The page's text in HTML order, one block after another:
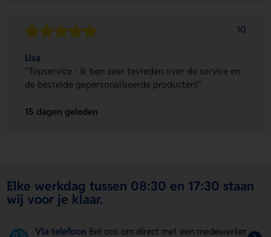
10
Lisa
"Topservice - Ik ben zeer tevreden over de service en
de bestelde gepersonaliseerde producten!"
15 dagen geleden
Elke werkdag tussen 08:30 en 17:30 staan
wij voor je klaar.
Via telefoon Bel ons om direct met een medewerker